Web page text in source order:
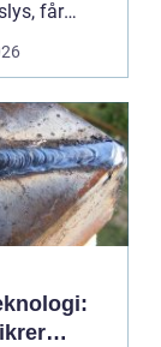
får
virksom...